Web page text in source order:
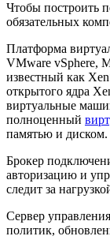
Чтобы построить
обязательных
Платформа
VMware vSphere,
известный как
открытого ядра
виртуальные
полноценный
памятью и диском.
Брокер
авторизацию и
следит за
Сервер
политик,